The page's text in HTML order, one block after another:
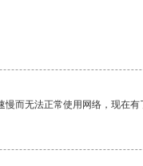
而无法正常使用网络，现在有